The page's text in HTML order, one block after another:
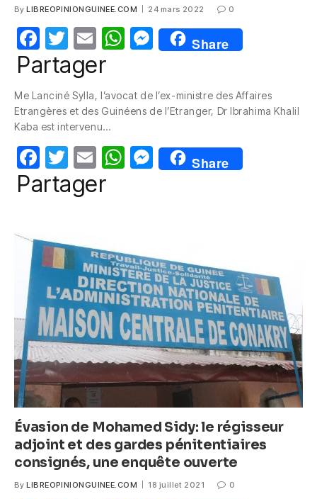
By LIBREOPINIONGUINEE.COM 24 mars 2022 0
F
a
e
b
o
o
k
T
w
itt
er
E
m
W
s
p
p
M
e
e
g
er
Share
Partager
Me Lanciné Sylla, l’avocat de l’ex-ministre des Affaires
Etrangères et des Guinéens de l’Etranger, Dr Ibrahima Khalil
Kaba est intervenu…
F
a
b
o
o
k
T
w
itt
E
m
W
A
p
p
M
e
g
er
Share
Partager
Évasion de Mohamed Sidy: le régisseur
adjoint et des gardes pénitentiaires
consignés, une enquête ouverte
By LIBREOPINIONGUINEE.COM 18 juillet 2021 0